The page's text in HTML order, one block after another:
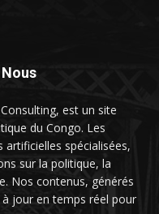
est un site
du Congo. Les
artificielles spécialisées,
sur la politique, la
Nos contenus, générés
jour en temps réel pour